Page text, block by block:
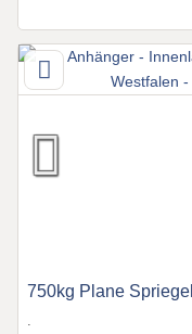
750kg Plane
.